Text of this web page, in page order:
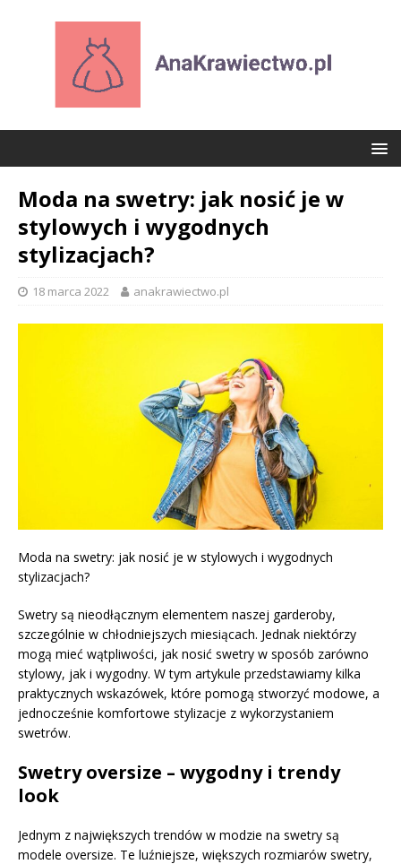
Moda na swetry: jak nosić je w
stylowych i wygodnych
stylizacjach?
18 marca 2022 anakrawiectwo.pl
Moda na swetry: jak nosić je w stylowych i wygodnych
stylizacjach?
Swetry są nieodłącznym elementem naszej garderoby,
szczególnie w chłodniejszych miesiącach. Jednak niektórzy
mogą mieć wątpliwości, jak nosić swetry w sposób zarówno
stylowy, jak i wygodny. W tym artykule przedstawiamy kilka
praktycznych wskazówek, które pomogą stworzyć modowe, a
jednocześnie komfortowe stylizacje z wykorzystaniem
swetrów.
Swetry oversize – wygodny i trendy
look
Jednym z największych trendów w modzie na swetry są
modele oversize. Te luźniejsze, większych rozmiarów swetry,